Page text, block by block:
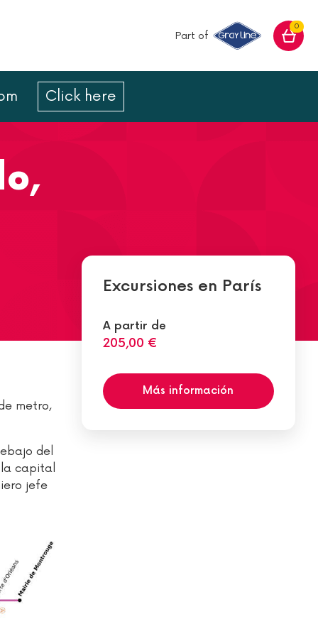
Part of
0
Click here
Excursiones en París
A partir de
205,00 €
Más información
metro,
del
la capital
jefe